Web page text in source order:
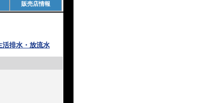
販売店情報
活排水・放流水